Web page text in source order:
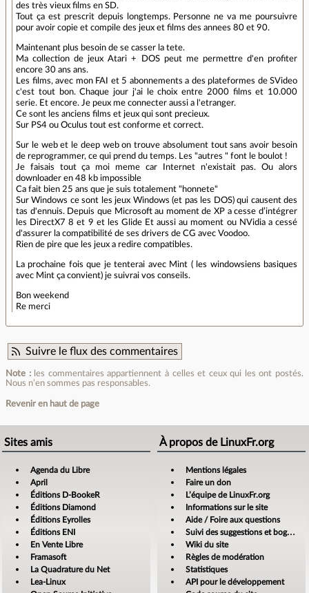
des très vieux films en SD.
Tout ça est prescrit depuis longtemps. Personne ne va me poursuivre
pour avoir copie et compile des jeux et films des annees 80 et 90.
Maintenant plus besoin de se casser la tete.
Ma collection de jeux Atari + DOS peut me permettre d'en profiter
encore 30 ans ans.
Les films, avec mon FAI et 5 abonnements a des plateformes de SVideo
c'est tout bon. Chaque jour j'ai le choix entre 2000 films et 10.000
serie. Et encore. Je peux me connecter aussi a l'etranger.
Ce sont les anciens films et jeux qui sont precieux.
Sur PS4 ou Oculus tout est conforme et correct.
Sur le web et le deep web on trouve absolument tout sans avoir besoin
de reprogrammer, ce qui prend du temps. Les "autres " font le boulot !
Je faisais tout ça moi meme car Internet n'existait pas. Ou alors
downloader en 48 kb impossible
Ca fait bien 25 ans que je suis totalement "honnete"
Sur Windows ce sont les jeux Windows (et pas les DOS) qui causent des
tas d'ennuis. Depuis que Microsoft au moment de XP a cesse d’intégrer
les DirectX7 8 et 9 et les Glide Et aussi au moment ou NVidia a cessé
d'assurer la compatibilité de ses drivers de CG avec Voodoo.
Rien de pire que les jeux a redire compatibles.
La prochaine fois que je tenterai avec Mint ( les windowsiens basiques
avec Mint ça convient) je suivrai vos conseils.
Bon weekend
Re merci
Suivre le flux des commentaires
Note :les commentaires appartiennent à celles et ceux qui les ont postés.
Nous n’en sommes pas responsables.
Revenir en haut de page
Sites amis
Agenda du Libre
April
Éditions D-BookeR
Éditions Diamond
Éditions Eyrolles
Éditions ENI
En Vente Libre
Framasoft
La Quadrature du Net
Lea-Linux
À propos de LinuxFr.org
Mentions légales
Faire un don
L’équipe de LinuxFr.org
Informations sur le site
Aide / Foire aux questions
Suivi des suggestions et bogues
Wiki du site
Règles de modération
Statistiques
API pour le développement